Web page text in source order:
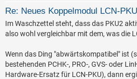
Re: Neues Koppelmodul LCN-
Im Waschzettel steht, dass das PKU2
also wohl vergleichbar mit dem, was die
Wenn das Ding "abwärtskompatibel" ist
bestehenden PCHK-, PRO-, GVS- oder
Hardware-Ersatz für LCN-PKU), dann